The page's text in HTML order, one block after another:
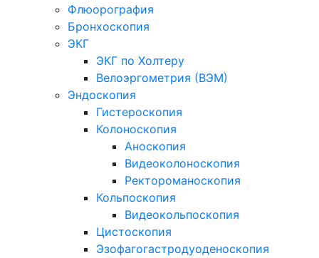
Флюорография
Бронхоскопия
ЭКГ
ЭКГ по Холтеру
Велоэргометрия (ВЭМ)
Эндоскопия
Гистероскопия
Колоноскопия
Аноскопия
Видеоколоноскопия
Ректороманоскопия
Кольпоскопия
Видеокольпоскопия
Цистоскопия
Эзофагогастродуоденоскопия